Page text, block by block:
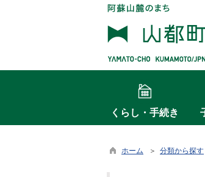
くらし・手続き
ホーム ＞ 分類から探す